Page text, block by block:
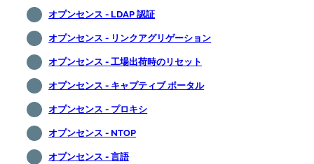
オプンセンス - LDAP 認証
オプンセンス - リンクアグリゲーション
オプンセンス - 工場出荷時のリセット
オプンセンス - キャプティブ ポータル
オプンセンス - プロキシ
オプンセンス - NTOP
オプンセンス - 言語